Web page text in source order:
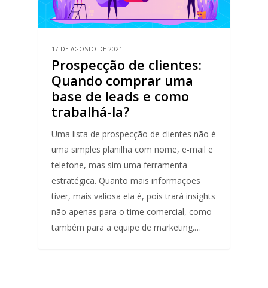
17 DE AGOSTO DE 2021
Prospecção de clientes:
Quando comprar uma
base de leads e como
trabalhá-la?
Uma lista de prospecção de clientes não é
uma simples planilha com nome, e-mail e
telefone, mas sim uma ferramenta
estratégica. Quanto mais informações
tiver, mais valiosa ela é, pois trará insights
não apenas para o time comercial, como
também para a equipe de marketing.…